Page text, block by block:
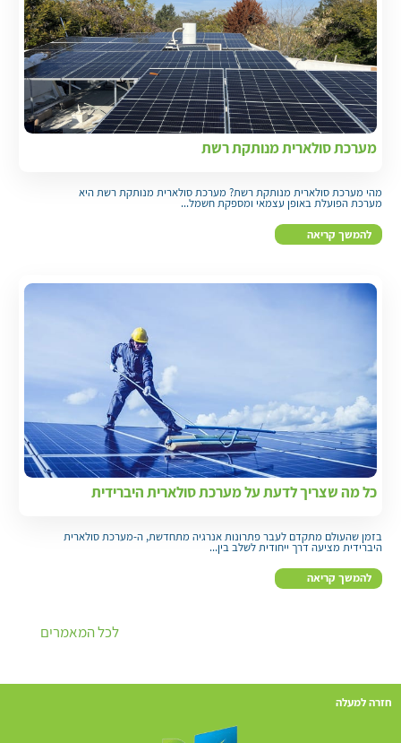
מערכת סולארית מנותקת רשת
מהי מערכת סולארית מנותקת רשת? מערכת סולארית מנותקת רשת היא
מערכת הפועלת באופן עצמאי ומספקת חשמל...
להמשך קריאה
כל מה שצריך לדעת על מערכת סולארית היברידית
בזמן שהעולם מתקדם לעבר פתרונות אנרגיה מתחדשת, ה-מערכת סולארית
היברידית מציעה דרך ייחודית לשלב בין...
להמשך קריאה
לכל המאמרים
חזרה למעלה